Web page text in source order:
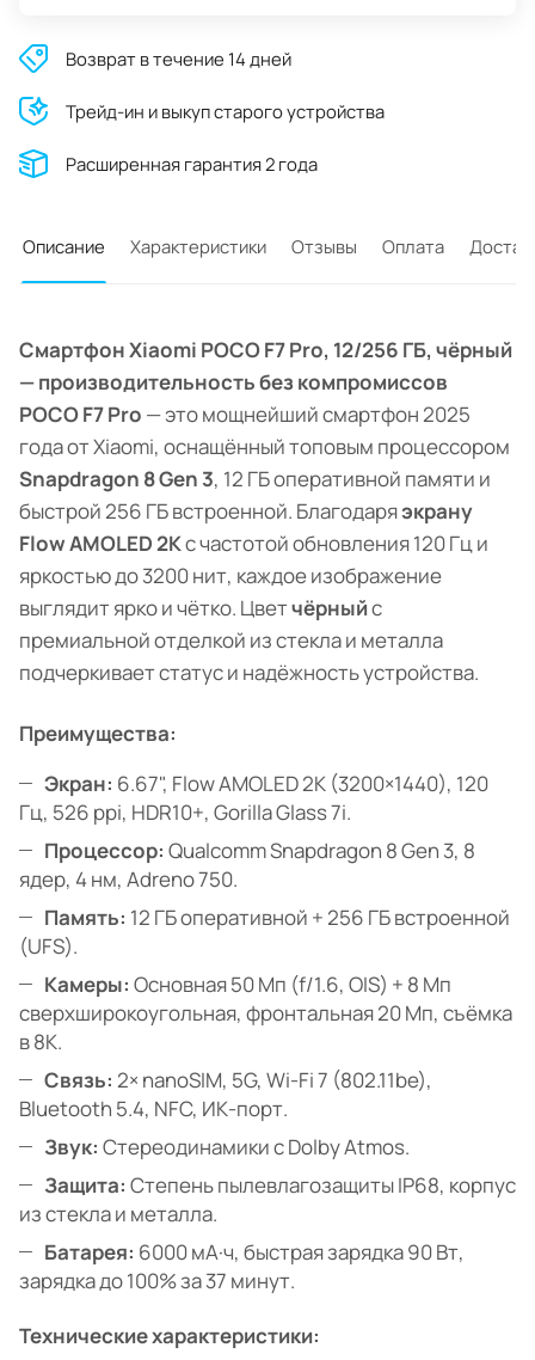
Возврат в течение 14 дней
Трейд-ин и выкуп старого устройства
Расширенная гарантия 2 года
Описание Характеристики Отзывы Оплата
Смартфон Xiaomi POCO F7 Pro, 12/256 ГБ, чёрный
— производительность без компромиссов
POCO F7 Pro — это мощнейший смартфон 2025
года от Xiaomi, оснащённый топовым процессором
Snapdragon 8 Gen 3, 12 ГБ оперативной памяти и
быстрой 256 ГБ встроенной. Благодаряэкрану
Flow AMOLED 2Kс частотой обновления 120 Гц и
яркостью до 3200 нит, каждое изображение
выглядит ярко и чётко. Цветчёрныйс
премиальной отделкой из стекла и металла
подчеркивает статус и надёжность устройства.
Преимущества:
Экран: 6.67", Flow AMOLED 2K (3200×1440), 120
Гц, 526 ppi, HDR10+, Gorilla Glass 7i.
Процессор: Qualcomm Snapdragon 8 Gen 3, 8
ядер, 4 нм, Adreno 750.
Память: 12 ГБ оперативной + 256 ГБ встроенной
(UFS).
Камеры: Основная 50 Мп (f/1.6, OIS) + 8 Мп
сверхширокоугольная, фронтальная 20 Мп, съёмка
в 8K.
Связь: 2× nanoSIM, 5G, Wi-Fi 7 (802.11be),
Bluetooth 5.4, NFC, ИК-порт.
Звук: Стереодинамики с Dolby Atmos.
Защита: Степень пылевлагозащиты IP68, корпус
из стекла и металла.
Батарея: 6000 мА·ч, быстрая зарядка 90 Вт,
зарядка до 100% за 37 минут.
Технические характеристики: